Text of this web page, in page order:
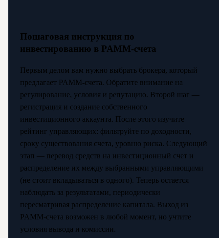
Пошаговая инструкция по
инвестированию в PAMM-счета
Первым делом вам нужно выбрать брокера, который
предлагает PAMM-счета. Обратите внимание на
регулирование, условия и репутацию. Второй шаг —
регистрация и создание собственного
инвестиционного аккаунта. После этого изучите
рейтинг управляющих: фильтруйте по доходности,
сроку существования счета, уровню риска. Следующий
этап — перевод средств на инвестиционный счет и
распределение их между выбранными управляющими
(не стоит вкладываться в одного). Теперь остается
наблюдать за результатами, периодически
пересматривая распределение капитала. Выход из
PAMM-счета возможен в любой момент, но учтите
условия вывода и комиссии.